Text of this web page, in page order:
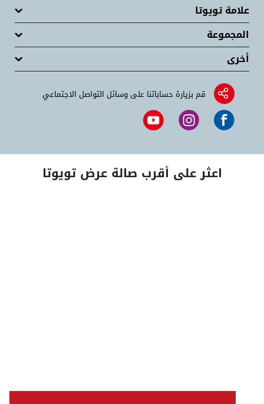
علامة تويوتا
المجموعة
أخرى
قم بزيارة حساباتنا على وسائل التواصل الاجتماعي
اعثر على أقرب صالة عرض تويوتا